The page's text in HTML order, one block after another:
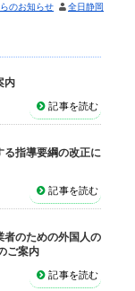
のお知らせ 全日静岡
内
記事を読む
指導要綱の改正に
記事を読む
のための外国人の
ご案内
記事を読む